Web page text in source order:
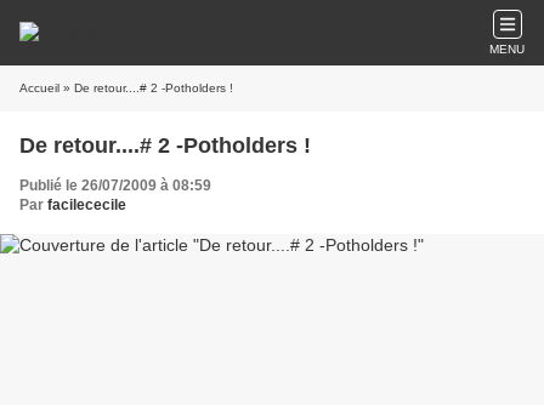
MENU
Accueil » De retour....# 2 -Potholders !
De retour....# 2 -Potholders !
Publié le 26/07/2009 à 08:59
Par facilececile